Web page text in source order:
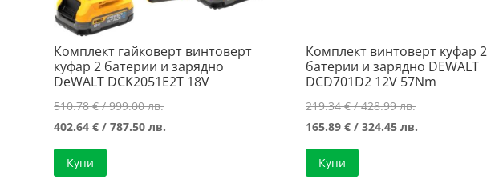
Комплект гайковерт винтоверт
куфар 2 батерии и зарядно
DeWALT DCK2051E2T 18V
510.78€/ 999.00 лв.Original
price
402.64€ / 787.50 лв.
Купи
Комплект винтоверт куфар 2
батерии и зарядно DEWALT
DCD701D2 12V 57Nm
219.34€/ 428.99 лв.Original
price
165.89€ / 324.45 лв.
Купи